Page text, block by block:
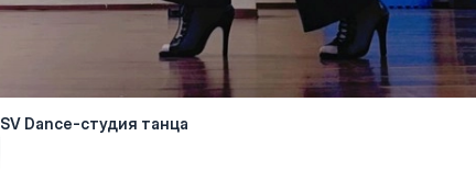
SV Dance-студия танца